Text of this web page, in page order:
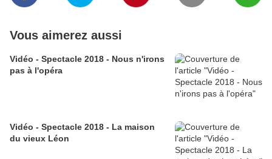
Vous aimerez aussi
Vidéo - Spectacle 2018 - Nous n'irons
pas à l'opéra
Vidéo - Spectacle 2018 - La maison
du vieux Léon